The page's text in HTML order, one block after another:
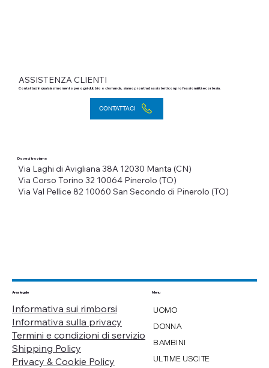
Contattaci in qualsiasi momento per ogni dubbio o domanda, siamo pronti ad assisterti con professionalità e cortesia.
CONTATTACI
ASSISTENZA CLIENTI
Dove ci troviamo
Via Laghi di Avigliana 38A 12030 Manta (CN)
Via Val Pellice 82 10060 San Secondo di Pinerolo (TO)
Via Corso Torino 32 10064 Pinerolo (TO)
Area legale
Informativa sui rimborsi
Informativa sulla privacy
Termini e condizioni di servizio
Shipping Policy
Privacy & Cookie Policy
Menu
UOMO
DONNA
BAMBINI
ULTIME USCITE